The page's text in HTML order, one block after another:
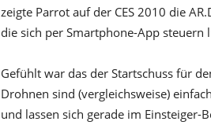
zeigte Parrot auf der CES 2010 die
die sich per Smartphone-App steuern
Gefühlt war das der Startschuss für
Drohnen sind (vergleichsweise)
und lassen sich gerade im Einsteiger-